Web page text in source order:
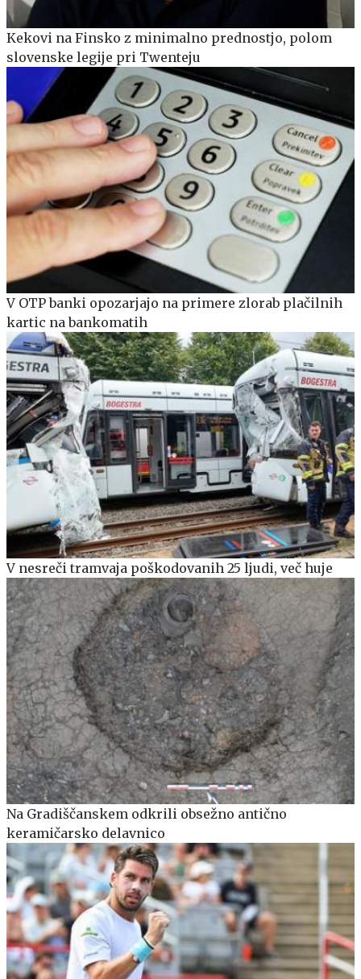
Kekovi na Finsko z minimalno prednostjo, polom
slovenske legije pri Twenteju
V OTP banki opozarjajo na primere zlorab plačilnih
kartic na bankomatih
V nesreči tramvaja poškodovanih 25 ljudi, več huje
Na Gradiščanskem odkrili obsežno antično
keramičarsko delavnico